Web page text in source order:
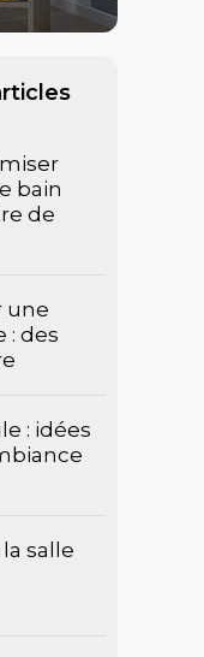
bain
de
une
: des
: idées
salle